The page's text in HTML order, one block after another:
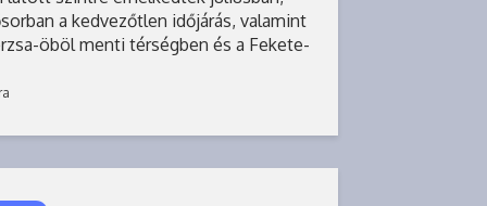
a kedvezőtlen időjárás, valamint
öböl menti térségben és a Fekete-